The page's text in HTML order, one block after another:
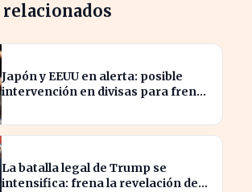
Japón y EEUU en alerta: posible
intervención en divisas para frenar
La batalla legal de Trump se
intensifica: frena la revelación de